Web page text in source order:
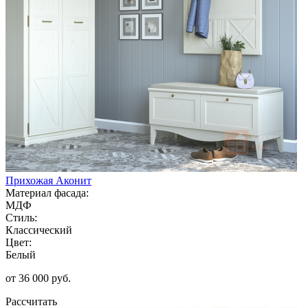
Прихожая Аконит
Материал фасада:
МДФ
Стиль:
Классический
Цвет:
Белый
от 36 000 руб.
Рассчитать